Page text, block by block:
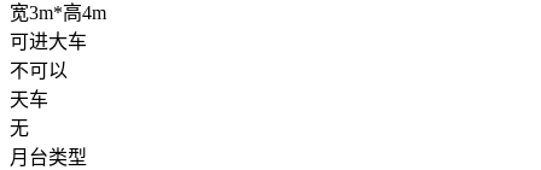
宽3m*高4m
可进大车
不可以
天车
无
月台类型